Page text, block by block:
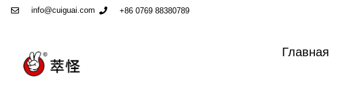
info@cuiguai.com +86 0769 88380789
Главная